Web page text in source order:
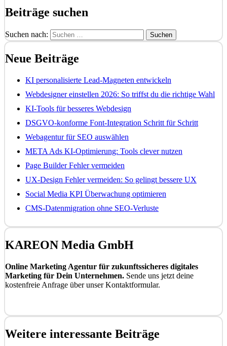
Beiträge suchen
Suchen nach:
Neue Beiträge
KI personalisierte Lead-Magneten entwickeln
Webdesigner einstellen 2026: So triffst du die richtige Wahl
KI-Tools für besseres Webdesign
DSGVO-konforme Font-Integration Schritt für Schritt
Webagentur für SEO auswählen
META Ads KI-Optimierung: Tools clever nutzen
Page Builder Fehler vermeiden
UX-Design Fehler vermeiden: So gelingt bessere UX
Social Media KPI Überwachung optimieren
CMS-Datenmigration ohne SEO-Verluste
KAREON Media GmbH
Online Marketing Agentur für zukunftssicheres digitales
Marketing für Dein Unternehmen. Sende uns jetzt deine
kostenfreie Anfrage über unser Kontaktformular.
Weitere interessante Beiträge